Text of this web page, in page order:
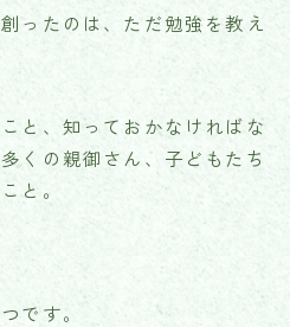
ったのは、ただ勉強を教え
と、知っておかなければな
くの親御さん、子どもたち
と。
です。